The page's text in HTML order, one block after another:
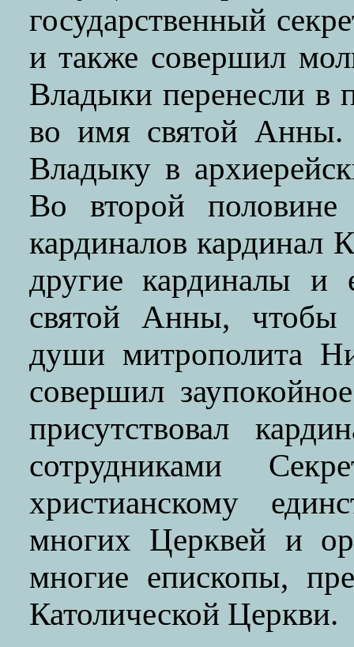
государственный
и также совершил
Владыки перенесли в
во имя святой Анны.
Владыку в
Во второй половине
кардиналов кардинал
другие кардиналы
святой Анны, чтобы
души митрополита
совершил
присутствовал
сотрудниками
христианскому
многих Церквей и
многие епископы,
Католической Церкви.